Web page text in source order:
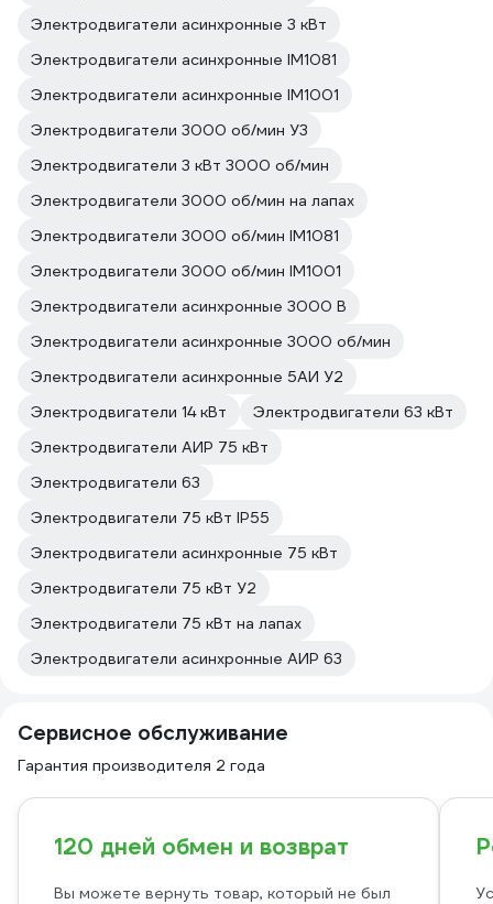
Электродвигатели асинхронные 3 кВт
Электродвигатели асинхронные IM1081
Электродвигатели асинхронные IM1001
Электродвигатели 3000 об/мин У3
Электродвигатели 3 кВт 3000 об/мин
Электродвигатели 3000 об/мин на лапах
Электродвигатели 3000 об/мин IM1081
Электродвигатели 3000 об/мин IM1001
Электродвигатели асинхронные 3000 В
Электродвигатели асинхронные 3000 об/мин
Электродвигатели асинхронные 5АИ У2
Электродвигатели 14 кВт
Электродвигатели 63 кВт
Электродвигатели АИР 75 кВт
Электродвигатели 63
Электродвигатели 75 кВт IP55
Электродвигатели асинхронные 75 кВт
Электродвигатели 75 кВт У2
Электродвигатели 75 кВт на лапах
Электродвигатели асинхронные АИР 63
Сервисное обслуживание
Гарантия производителя 2 года
120 дней обмен и возврат
Вы можете вернуть товар, который не был